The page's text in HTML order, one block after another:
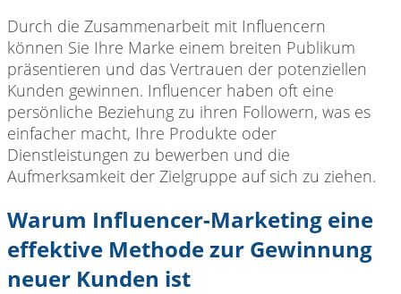
Durch die Zusammenarbeit mit Influencern
können Sie Ihre Marke einem breiten Publikum
präsentieren und das Vertrauen der potenziellen
Kunden gewinnen. Influencer haben oft eine
persönliche Beziehung zu ihren Followern, was es
einfacher macht, Ihre Produkte oder
Dienstleistungen zu bewerben und die
Aufmerksamkeit der Zielgruppe auf sich zu ziehen.
Warum Influencer-Marketing eine
effektive Methode zur Gewinnung
neuer Kunden ist